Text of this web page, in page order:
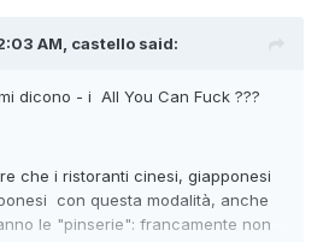
AM, castello said:
dicono - i All You Can Fuck ???
che i ristoranti cinesi, giapponesi
con questa modalità, anche
le "pinserie": francamente non